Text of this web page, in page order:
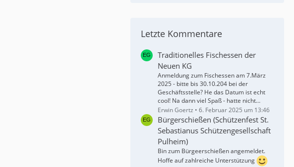
Letzte Kommentare
Traditionelles Fischessen der
Neuen KG
Anmeldung zum Fischessen am 7.März
2025 - bitte bis 30.10.204 bei der
Geschäftsstelle? He das Datum ist echt
cool! Na dann viel Spaß - hatte nicht…
Erwin Goertz
6. Februar 2025 um 13:46
Bürgerschießen (Schützenfest St.
Sebastianus Schützengesellschaft
Pulheim)
Bin zum Bürgeerschießen angemeldet.
Hoffe auf zahlreiche Unterstützung